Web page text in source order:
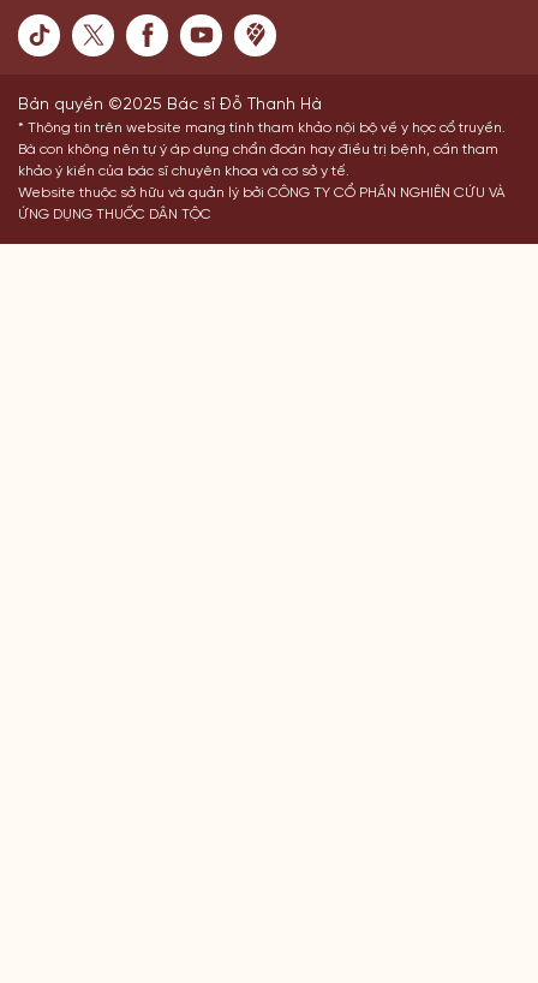
Bản quyền ©2025 Bác sĩ Đỗ Thanh Hà
* Thông tin trên website mang tính tham khảo nội bộ về y học cổ truyền.
Bà con không nên tự ý áp dụng chẩn đoán hay điều trị bệnh, cần tham
khảo ý kiến của bác sĩ chuyên khoa và cơ sở y tế.
Website thuộc sở hữu và quản lý bởi CÔNG TY CỔ PHẦN NGHIÊN CỨU VÀ
ỨNG DỤNG THUỐC DÂN TỘC